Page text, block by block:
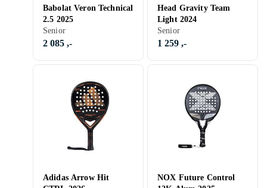
Babolat Veron Technical
2.5 2025
Senior
2 085 ,-
Head Gravity Team
Light 2024
Senior
1 259 ,-
Adidas Arrow Hit
NOX Future Control